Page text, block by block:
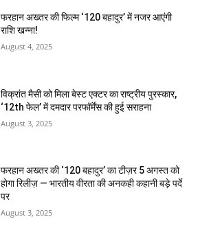
फरहान अख्तर की फिल्म ‘120 बहादुर’ में नजर आएंगी
राशि खन्ना!
August 4, 2025
विक्रांत मैसी को मिला बेस्ट एक्टर का राष्ट्रीय पुरस्कार,
‘12th फेल’ में दमदार परफॉर्मेंस की हुई सराहना
August 3, 2025
फरहान अख्तर की ‘120 बहादुर’ का टीज़र 5 अगस्त को
होगा रिलीज़ — भारतीय वीरता की अनकही कहानी बड़े पर्दे
पर
August 3, 2025